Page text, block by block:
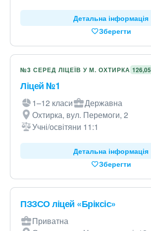
Детальна інформація
Зберегти
№3 СЕРЕД ЛІЦЕЇВ У М. ОХТИРКА 126,05
Ліцей №1
1–12 класи
Державна
Охтирка, вул. Перемоги, 2
Учні/освітяни 11:1
Детальна інформація
Зберегти
ПЗЗСО ліцей «Бріксіс»
Приватна